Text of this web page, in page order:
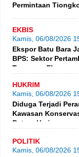
Permintaan
EKBIS
Kamis, 06/08/2026
Ekspor Batu Bara
BPS: Sektor
Turunnya Ekspor
HUKRIM
Kamis, 06/08/2026
Diduga Terjadi
Kawasan
BatangHari
POLITIK
Kamis, 06/08/2026